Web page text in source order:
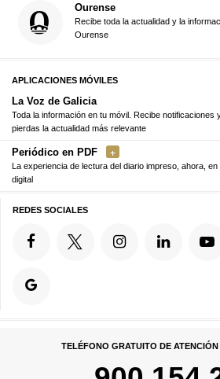
Ourense
Recibe toda la actualidad y la
Ourense
APLICACIONES MÓVILES
La Voz de Galicia
Toda la información en tu móvil. Recibe notificaciones
pierdas la actualidad más relevante
Periódico en PDF
La experiencia de lectura del diario impreso, ahora,
digital
REDES SOCIALES
TELÉFONO GRATUITO DE